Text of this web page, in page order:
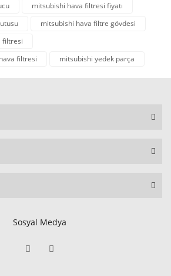
mitsubishi hava filtresi fiyatı
mitsubishi hava filtre gövdesi
filtresi
filtresi
mitsubishi yedek parça
Sosyal Medya